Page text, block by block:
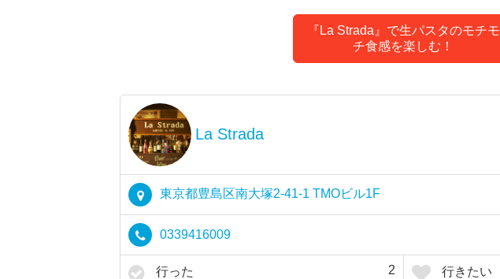
『La Strada』で生パスタのモチモ
チ食感を楽しむ！
La Strada
東京都豊島区南大塚2-41-1 TMOビル1F
0339416009
行った 2 行きたい